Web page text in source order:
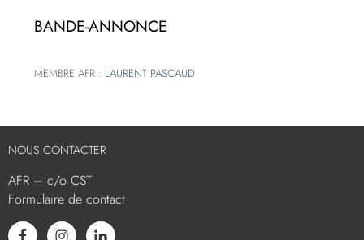
BANDE-ANNONCE
MEMBRE AFR : LAURENT PASCAUD
NOUS CONTACTER
AFR – c/o CST
Formulaire de contact